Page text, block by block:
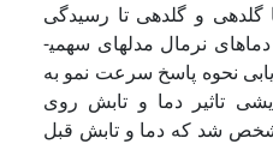
گلدهی و گلدهی تا رسیدگی
تقسیم شد (23). در محدوده دماهای نرمال مدل­های سهمی­
نحوه پاسخ سرعت نمو به
در آزمایشی تاثیر دما و تابش روی
شد که دما و تابش قبل